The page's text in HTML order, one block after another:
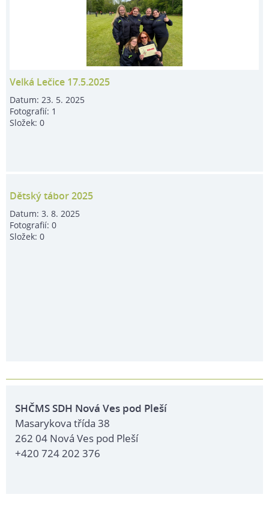
Velká Lečice 17.5.2025
Datum:23. 5. 2025
Fotografií: 1
Složek:0
Dětský tábor 2025
Datum:3. 8. 2025
Fotografií:0
Složek:0
SHČMS SDH Nová Ves pod Pleší
Masarykova třída 38
262 04 Nová Ves pod Pleší
+420 724 202 376